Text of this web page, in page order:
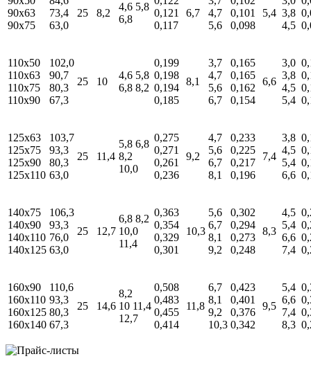
90x63
90x75
73,4
63,0
25 8,2
4,6 5,8
6,8
0,121
0,117
6,7
4,7
5,6
0,101
0,098
5,4 3,8
4,5
110x50
110x63
110x75
110x90
102,0
90,7
80,3
67,3
25 10
4,6 5,8
6,8 8,2
0,199
0,198
0,194
0,185
8,1
3,7
4,7
5,6
6,7
0,165
0,165
0,162
0,154
6,6
3,0
3,8
4,5
5,4
125x63
125x75
125x90
125x110
103,7
93,3
80,3
63,0
25 11,4
5,8 6,8
8,2
10,0
0,275
0,271
0,261
0,236
9,2
4,7
5,6
6,7
8,1
0,233
0,225
0,217
0,196
7,4
3,8
4,5
5,4
6,6
140x75
140x90
140x110
140x125
106,3
93,3
76,0
63,0
25 12,7
6,8 8,2
10,0
11,4
0,363
0,354
0,329
0,301
10,3
5,6
6,7
8,1
9,2
0,302
0,294
0,273
0,248
8,3
4,5
5,4
6,6
7,4
160x90
160x110
160x125
160x140
110,6
93,3
80,3
67,3
25 14,6
8,2
10 11,4
12,7
0,508
0,483
0,455
0,414
11,8
6,7
8,1
9,2
10,3
0,423
0,401
0,376
0,342
9,5
5,4
6,6
7,4
8,3